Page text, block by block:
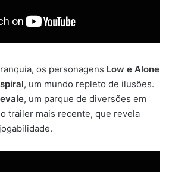
os personagens Low e Alone
, um mundo repleto de ilusões.
, um parque de diversões em
trailer mais recente, que revela